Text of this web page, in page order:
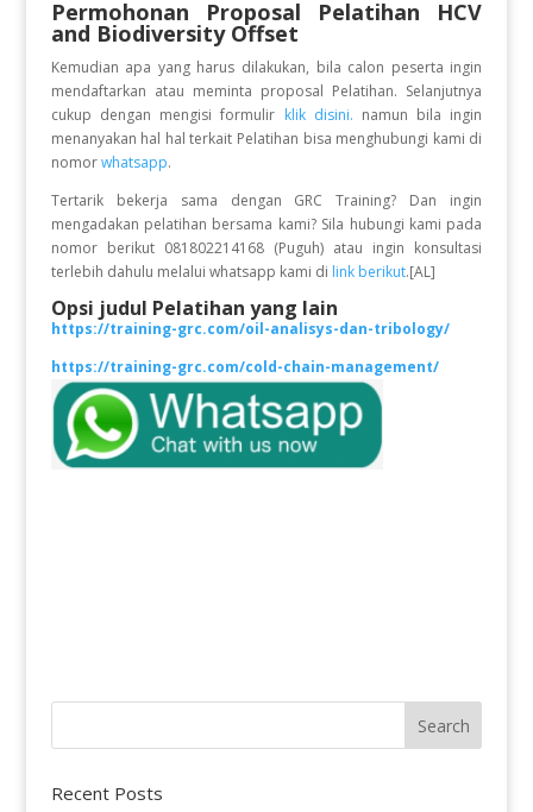
Permohonan Proposal Pelatihan HCV
and Biodiversity Offset
Kemudian apa yang harus dilakukan, bila calon peserta ingin
mendaftarkan atau meminta proposal Pelatihan. Selanjutnya
cukup dengan mengisi formulir klik disini. namun bila ingin
menanyakan hal hal terkait Pelatihan bisa menghubungi kami di
nomor whatsapp.
Tertarik bekerja sama dengan GRC Training? Dan ingin
mengadakan pelatihan bersama kami? Sila hubungi kami pada
nomor berikut 081802214168 (Puguh) atau ingin konsultasi
terlebih dahulu melalui whatsapp kami di link berikut.[AL]
Opsi judul Pelatihan yang lain
https://training-grc.com/oil-analisys-dan-tribology/
https://training-grc.com/cold-chain-management/
Recent Posts